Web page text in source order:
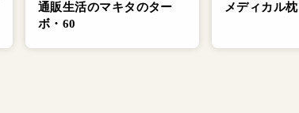
通販生活のマキタのター
ボ・60
メディカル枕